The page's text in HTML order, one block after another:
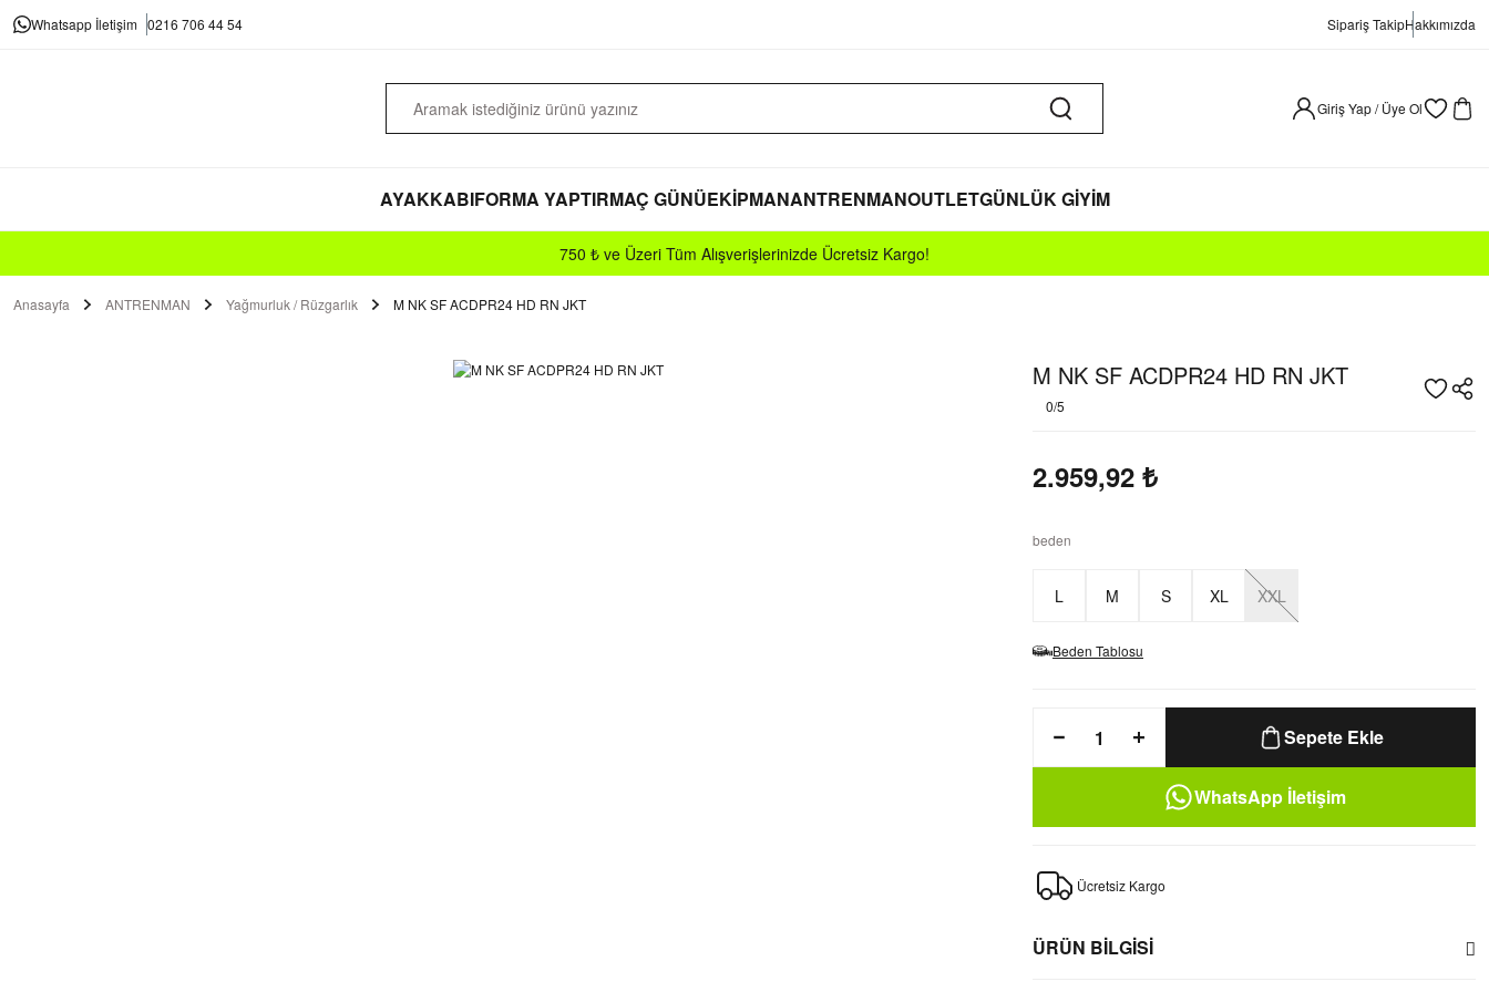
Whatsapp İletişim 0216 706 44 54 Sipariş TakipHakkımızda
Giriş Yap / Üye Ol
AYAKKABIFORMA YAPTIRMAÇ GÜNÜEKİPMANANTRENMANOUTLETGÜNLÜK GİYİM
750 ₺ ve Üzeri Tüm Alışverişlerinizde Ücretsiz Kargo!
Anasayfa ANTRENMAN Yağmurluk / Rüzgarlık M NK SF ACDPR24 HD RN JKT
M NK SF ACDPR24 HD RN JKT
0/5
2.959,92 ₺
beden
L M S XL XXL
Beden Tablosu
Sepete Ekle
WhatsApp İletişim
Ücretsiz Kargo
ÜRÜN BİLGİSİ